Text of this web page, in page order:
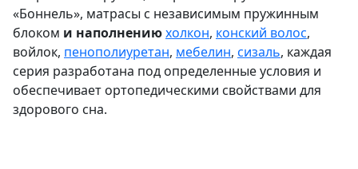
«Боннель», матрасы с независимым пружинным
блоком и наполнениюхолкон, конский волос,
войлок, пенополиуретан, мебелин, сизаль, каждая
серия разработана под определенные условия и
обеспечивает ортопедическими свойствами для
здорового сна.